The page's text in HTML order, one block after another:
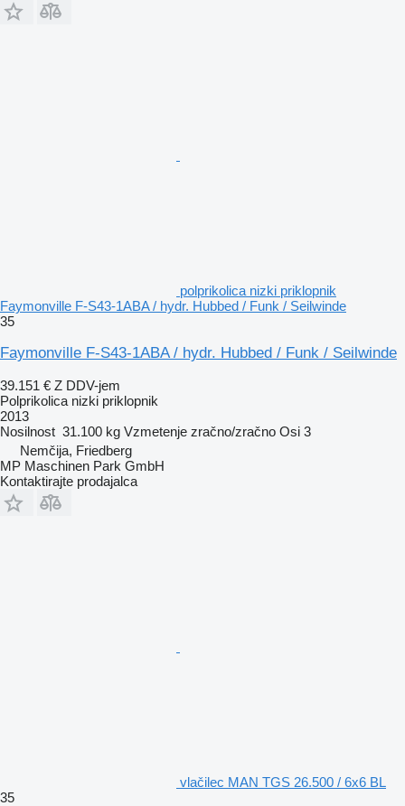
polprikolica nizki priklopnik
Faymonville F-S43-1ABA / hydr. Hubbed / Funk / Seilwinde
35
Faymonville F-S43-1ABA / hydr. Hubbed / Funk / Seilwinde
39.151 € Z DDV-jem
Polprikolica nizki priklopnik
2013
Nosilnost 31.100 kg Vzmetenje zračno/zračno Osi 3
Nemčija, Friedberg
MP Maschinen Park GmbH
Kontaktirajte prodajalca
vlačilec MAN TGS 26.500 / 6x6 BL
35